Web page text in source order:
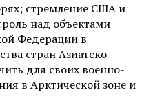
стремление США и
над объектами
Федерации в
стран Азиатско-
для своих военно-
в Арктической зоне и